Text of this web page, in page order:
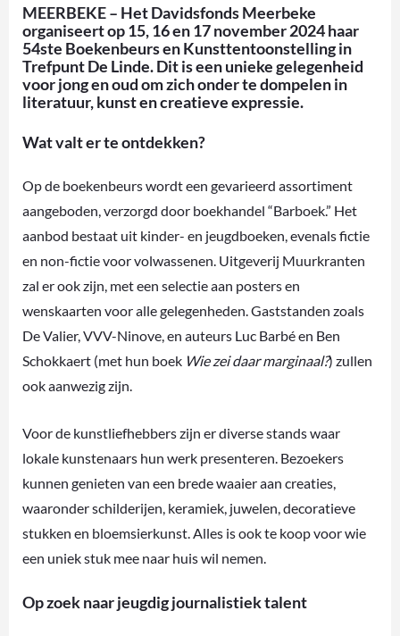
MEERBEKE – Het Davidsfonds Meerbeke
organiseert op 15, 16 en 17 november 2024 haar
54ste Boekenbeurs en Kunsttentoonstelling in
Trefpunt De Linde. Dit is een unieke gelegenheid
voor jong en oud om zich onder te dompelen in
literatuur, kunst en creatieve expressie.
Wat valt er te ontdekken?
Op de boekenbeurs wordt een gevarieerd assortiment
aangeboden, verzorgd door boekhandel “Barboek.” Het
aanbod bestaat uit kinder- en jeugdboeken, evenals fictie
en non-fictie voor volwassenen. Uitgeverij Muurkranten
zal er ook zijn, met een selectie aan posters en
wenskaarten voor alle gelegenheden. Gaststanden zoals
De Valier, VVV-Ninove, en auteurs Luc Barbé en Ben
Schokkaert (met hun boek Wie zei daar marginaal?) zullen
ook aanwezig zijn.
Voor de kunstliefhebbers zijn er diverse stands waar
lokale kunstenaars hun werk presenteren. Bezoekers
kunnen genieten van een brede waaier aan creaties,
waaronder schilderijen, keramiek, juwelen, decoratieve
stukken en bloemsierkunst. Alles is ook te koop voor wie
een uniek stuk mee naar huis wil nemen.
Op zoek naar jeugdig journalistiek talent